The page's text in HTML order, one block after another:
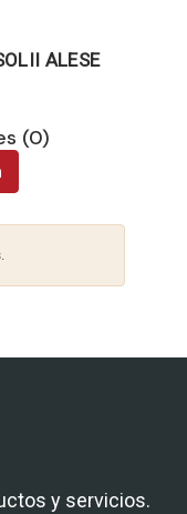
ALESE
(0)
y servicios.